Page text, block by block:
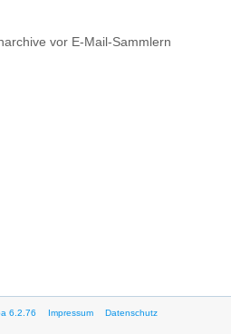
vor E-Mail-Sammlern
6.2.76 Impressum Datenschutz